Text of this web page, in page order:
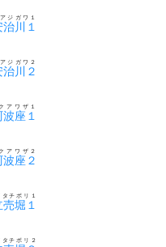
川１
ジガワ１
川２
ジガワ２
座１
アワザ１
座２
アワザ２
堀１
チボリ１
チボリ２